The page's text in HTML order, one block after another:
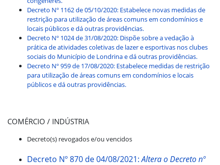
Decreto Nº 1162 de 05/10/2020: Estabelece novas medidas de
restrição para utilização de áreas comuns em condomínios e
locais públicos e dá outras providências.
Decreto Nº 1024 de 31/08/2020: Dispõe sobre a vedação à
prática de atividades coletivas de lazer e esportivas nos clubes
sociais do Município de Londrina e dá outras providências.
Decreto Nº 959 de 17/08/2020: Estabelece medidas de restrição
para utilização de áreas comuns em condomínios e locais
públicos e dá outras providências.
COMÉRCIO / INDÚSTRIA
Decreto(s) revogados e/ou vencidos
Decreto Nº 870 de 04/08/2021:Altera o Decreto nº